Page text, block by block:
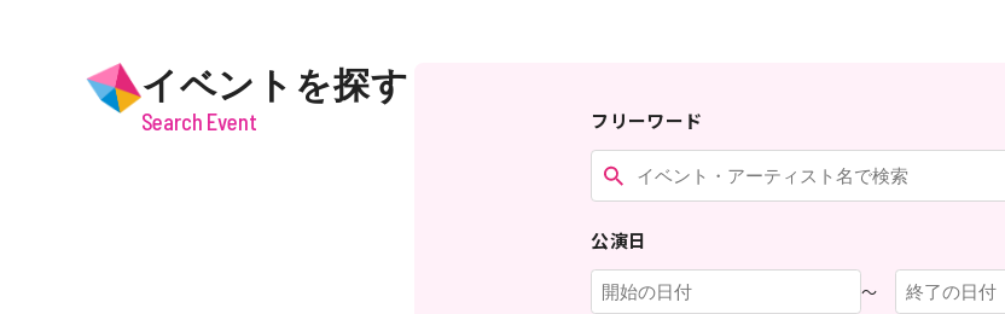
イベントを探す
Search Event フリーワード
公演日
〜